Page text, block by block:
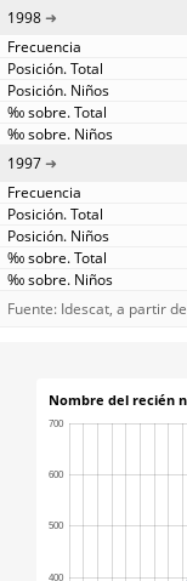
1998
1997
Fuente: Idescat, a partir